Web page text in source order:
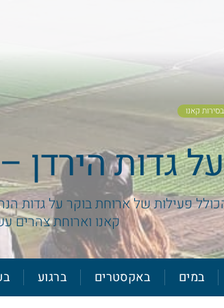
קאנו
גדות
פעילות של ארוחת בוקר על גדות
קאנו וארוחת צהרים
במים באקסטרים ברגוע